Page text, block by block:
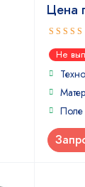
Цена
3out
of 5
Не
Поле